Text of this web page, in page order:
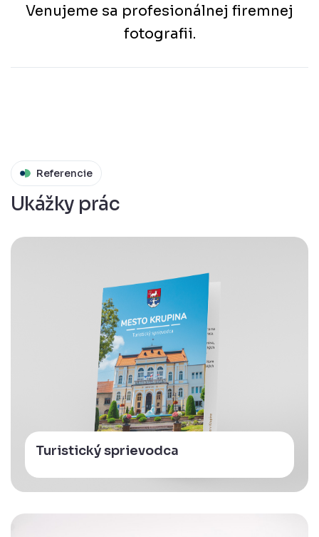
Venujeme sa profesionálnej firemnej
fotografii.
Referencie
Ukážky prác
Turistický sprievodca